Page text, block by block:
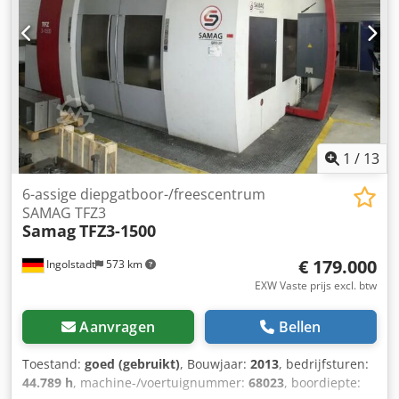
indexeertafel met Ø 1.000 mm en voor pitch 3 - 144 of
hoekgraden 2,5 - 120 ° "Groot koelsysteem ca. 11 kW pomp
met schraperband spanenband en diverse filters, " 2
steunbokken om de diepgatboorkoppen te ondersteunen
"Volledige behuizing van het werkgebied met toegang aan
de zijkant en voorkant. Conditie : zeer goed - echt
zeldzame kans, wordt binnenkort onder stroom
gedemonstreerd Levering : hier uit voorraad Betaling :
netto - na ontvangst factuur We vragen naar uw bestelling.
(draaitafel) / B-as (draaitafel) 360° A-as (boorunit) / A-as
(boorunit) -25 - +15 ° boorgebied-diepboring (ELB):
Diameterbereik 6-32 mm maximaal mogelijke boordiepte /
max. boordiepte 1150 mm Aandrijfvermogen 40 kW
Gewicht van de machine ca. / gewicht ca. 12000 kg
Technische gegevens, accessoires en beschrijving van de
machine zijn niet bindend - Technische gegevens,
accessoires en beschrijving van de machine zijn niet
bindend. Voor verdere technische gegevens zie foto's 1 / 13
Ingolstadt 573 km
6-assige diepgatboor-/freescentrum
SAMAG TFZ3
SamagTFZ3-1500
€ 179.000
EXW Vaste prijs excl. btw
Aanvragen Bellen
Toestand: goed (gebruikt), Bouwjaar: 2013, bedrijfsturen:
44.789 h, machine-/voertuignummer: 68023, boordiepte: